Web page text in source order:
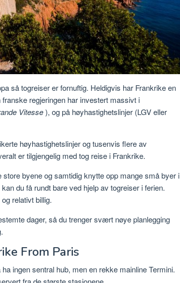
så togreiser er fornuftig. Heldigvis har Frankrike en
regjeringen har investert massivt i
Vitesse), og på høyhastighetslinjer (LGV eller
høyhastighetslinjer og tusenvis flere av
er tilgjengelig med tog reise i Frankrike.
byene og samtidig knytte opp mange små byer i
du få rundt bare ved hjelp av togreiser i ferien.
relativt billig.
dager, så du trenger svært nøye planlegging
From Paris
ingen sentral hub, men en rekke mainline Termini.